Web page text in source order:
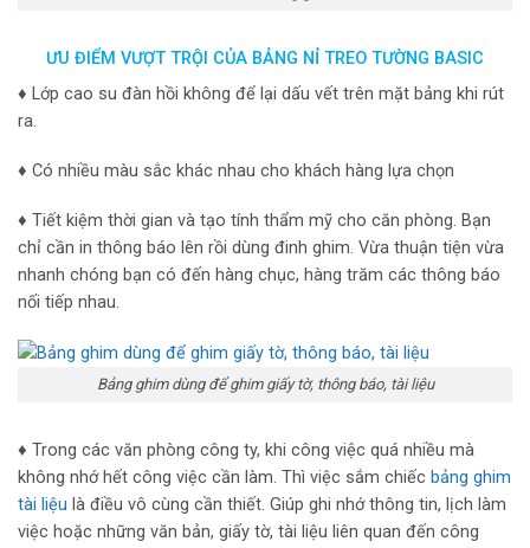
ƯU ĐIỂM VƯỢT TRỘI CỦA BẢNG NỈ TREO TƯỜNG BASIC
♦ Lớp cao su đàn hồi không để lại dấu vết trên mặt bảng khi rút
ra.
♦ Có nhiều màu sắc khác nhau cho khách hàng lựa chọn
♦ Tiết kiệm thời gian và tạo tính thẩm mỹ cho căn phòng. Bạn
chỉ cần in thông báo lên rồi dùng đinh ghim. Vừa thuận tiện vừa
nhanh chóng bạn có đến hàng chục, hàng trăm các thông báo
nối tiếp nhau.
Bảng ghim dùng để ghim giấy tờ, thông báo, tài liệu
♦ Trong các văn phòng công ty, khi công việc quá nhiều mà
không nhớ hết công việc cần làm. Thì việc sắm chiếc bảng ghim
tài liệu là điều vô cùng cần thiết. Giúp ghi nhớ thông tin, lịch làm
việc hoặc những văn bản, giấy tờ, tài liệu liên quan đến công